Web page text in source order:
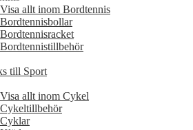
Visa allt inom Bordtennis
Bordtennisbollar
Bordtennisracket
Bordtennistillbehör
till Sport
Visa allt inom Cykel
Cykeltillbehör
Cyklar